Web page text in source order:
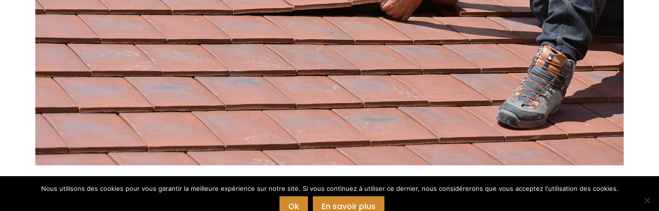
Nous utilisons des cookies pour vous garantir la meilleure expérience sur notre site. Si vous continuez à utiliser ce dernier, nous considérerons que vous acceptez l'utilisation des cookies.
Ok En savoir plus